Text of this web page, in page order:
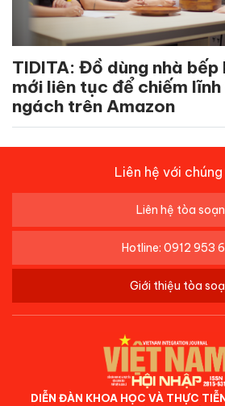
TIDITA: Đồ dùng nhà
mới liên tục để chiếm
ngách trên Amazon
Liên hệ với
Liên hệ tòa soạn
Hotline: 0912 953
Giới thiệu tòa
DIỄN ĐÀN KHOA HỌC VÀ THỰC